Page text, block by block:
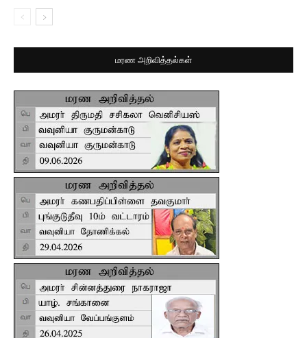
மரண அறிவித்தல்கள்